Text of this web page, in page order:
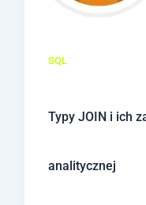
SQL
Typy JOIN i ich
analitycznej